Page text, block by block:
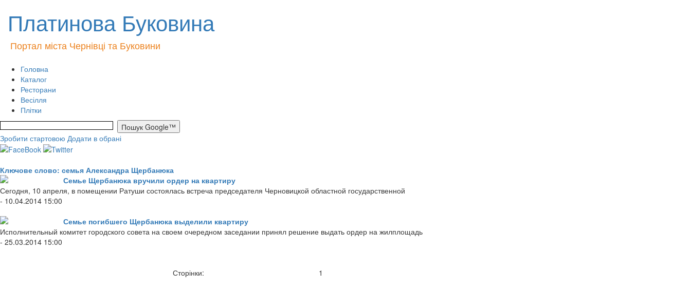
Платинова Буковина
Портал міста Чернівці та Буковини
Головна
Каталог
Ресторани
Весілля
Плітки
Зробити стартовою Додати в обрані
Ключове слово: семья Александра Щербанюка
Семье Щербанюка вручили ордер на квартиру
Сегодня, 10 апреля, в помещении Ратуши состоялась встреча председателя Черновицкой областной государственной
- 10.04.2014 15:00
Семье погибшего Щербанюка выделили квартиру
Исполнительный комитет городского совета на своем очередном заседании принял решение выдать ордер на жилплощадь
- 25.03.2014 15:00
Сторінки: 1